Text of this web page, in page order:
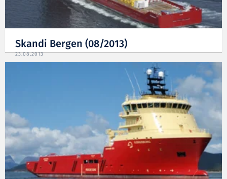
Skandi Bergen (08/2013)
23.08.2013